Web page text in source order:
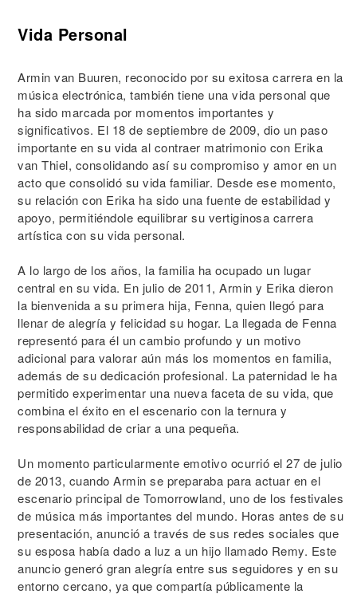
Vida Personal
Armin van Buuren, reconocido por su exitosa carrera en la
música electrónica, también tiene una vida personal que
ha sido marcada por momentos importantes y
significativos. El 18 de septiembre de 2009, dio un paso
importante en su vida al contraer matrimonio con Erika
van Thiel, consolidando así su compromiso y amor en un
acto que consolidó su vida familiar. Desde ese momento,
su relación con Erika ha sido una fuente de estabilidad y
apoyo, permitiéndole equilibrar su vertiginosa carrera
artística con su vida personal.
A lo largo de los años, la familia ha ocupado un lugar
central en su vida. En julio de 2011, Armin y Erika dieron
la bienvenida a su primera hija, Fenna, quien llegó para
llenar de alegría y felicidad su hogar. La llegada de Fenna
representó para él un cambio profundo y un motivo
adicional para valorar aún más los momentos en familia,
además de su dedicación profesional. La paternidad le ha
permitido experimentar una nueva faceta de su vida, que
combina el éxito en el escenario con la ternura y
responsabilidad de criar a una pequeña.
Un momento particularmente emotivo ocurrió el 27 de julio
de 2013, cuando Armin se preparaba para actuar en el
escenario principal de Tomorrowland, uno de los festivales
de música más importantes del mundo. Horas antes de su
presentación, anunció a través de sus redes sociales que
su esposa había dado a luz a un hijo llamado Remy. Este
anuncio generó gran alegría entre sus seguidores y en su
entorno cercano, ya que compartía públicamente la